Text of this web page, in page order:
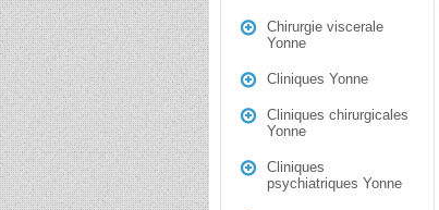
Chirurgie viscerale
Yonne
Cliniques Yonne
Cliniques chirurgicales
Yonne
Cliniques
psychiatriques Yonne